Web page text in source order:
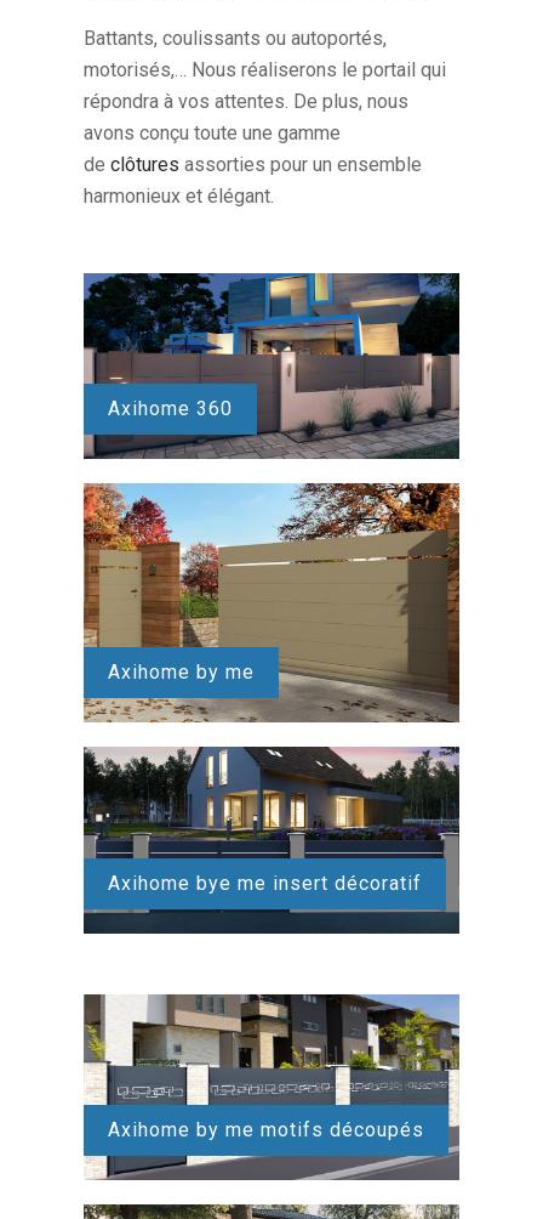
Battants, coulissants ou autoportés,
motorisés,… Nous réaliserons le portail qui
répondra à vos attentes. De plus, nous
avons conçu toute une gamme
de clôtures assorties pour un ensemble
harmonieux et élégant.
Axihome 360
Axihome by me
Axihome bye me insert décoratif
Axihome by me motifs découpés